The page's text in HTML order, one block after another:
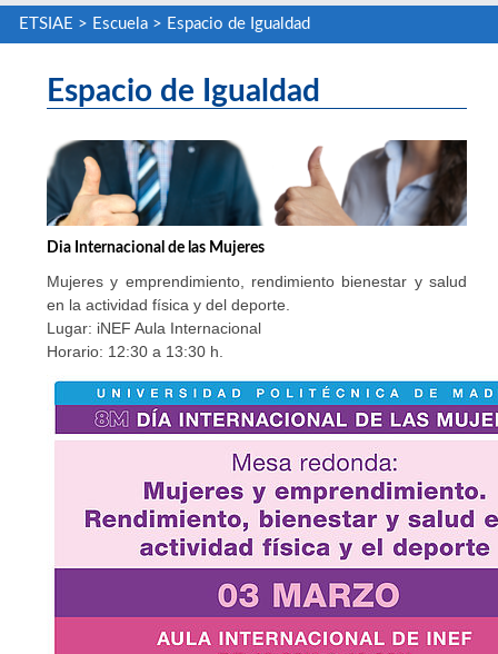
ETSIAE > Escuela> Espacio de Igualdad
Espacio de Igualdad
Dia Internacional de las Mujeres
Mujeres y emprendimiento, rendimiento bienestar y salud
en la actividad física y del deporte.
Lugar: iNEF Aula Internacional
Horario: 12:30 a 13:30 h.